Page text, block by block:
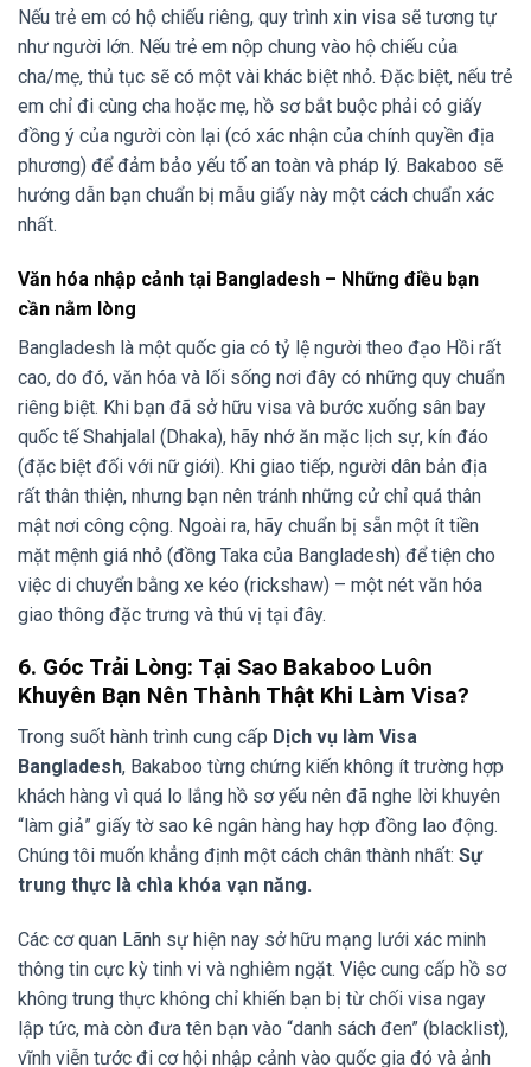
Nếu trẻ em có hộ chiếu riêng, quy trình xin visa sẽ tương tự
như người lớn. Nếu trẻ em nộp chung vào hộ chiếu của
cha/mẹ, thủ tục sẽ có một vài khác biệt nhỏ. Đặc biệt, nếu trẻ
em chỉ đi cùng cha hoặc mẹ, hồ sơ bắt buộc phải có giấy
đồng ý của người còn lại (có xác nhận của chính quyền địa
phương) để đảm bảo yếu tố an toàn và pháp lý. Bakaboo sẽ
hướng dẫn bạn chuẩn bị mẫu giấy này một cách chuẩn xác
nhất.
Văn hóa nhập cảnh tại Bangladesh – Những điều bạn
cần nằm lòng
Bangladesh là một quốc gia có tỷ lệ người theo đạo Hồi rất
cao, do đó, văn hóa và lối sống nơi đây có những quy chuẩn
riêng biệt. Khi bạn đã sở hữu visa và bước xuống sân bay
quốc tế Shahjalal (Dhaka), hãy nhớ ăn mặc lịch sự, kín đáo
(đặc biệt đối với nữ giới). Khi giao tiếp, người dân bản địa
rất thân thiện, nhưng bạn nên tránh những cử chỉ quá thân
mật nơi công cộng. Ngoài ra, hãy chuẩn bị sẵn một ít tiền
mặt mệnh giá nhỏ (đồng Taka của Bangladesh) để tiện cho
việc di chuyển bằng xe kéo (rickshaw) – một nét văn hóa
giao thông đặc trưng và thú vị tại đây.
6. Góc Trải Lòng: Tại Sao Bakaboo Luôn
Khuyên Bạn Nên Thành Thật Khi Làm Visa?
Trong suốt hành trình cung cấp Dịch vụ làm Visa
Bangladesh, Bakaboo từng chứng kiến không ít trường hợp
khách hàng vì quá lo lắng hồ sơ yếu nên đã nghe lời khuyên
“làm giả” giấy tờ sao kê ngân hàng hay hợp đồng lao động.
Chúng tôi muốn khẳng định một cách chân thành nhất: Sự
trung thực là chìa khóa vạn năng.
Các cơ quan Lãnh sự hiện nay sở hữu mạng lưới xác minh
thông tin cực kỳ tinh vi và nghiêm ngặt. Việc cung cấp hồ sơ
không trung thực không chỉ khiến bạn bị từ chối visa ngay
lập tức, mà còn đưa tên bạn vào “danh sách đen” (blacklist),
vĩnh viễn tước đi cơ hội nhập cảnh vào quốc gia đó và ảnh